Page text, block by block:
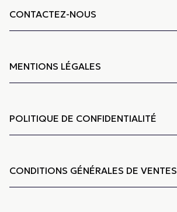
CONTACTEZ-NOUS
MENTIONS LÉGALES
POLITIQUE DE CONFIDENTIALITÉ
CONDITIONS GÉNÉRALES DE VENTES